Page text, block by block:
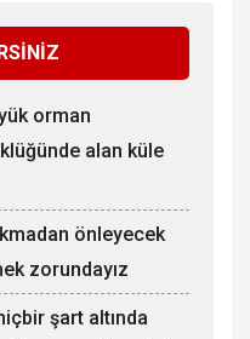
orman
alan küle
önleyecek
zorundayız
şart altında